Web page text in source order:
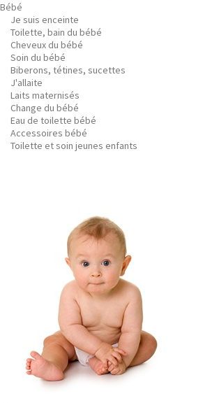
Bébé
Je suis enceinte
Toilette, bain du bébé
Cheveux du bébé
Soin du bébé
Biberons, tétines, sucettes
J'allaite
Laits maternisés
Change du bébé
Eau de toilette bébé
Accessoires bébé
Toilette et soin jeunes enfants